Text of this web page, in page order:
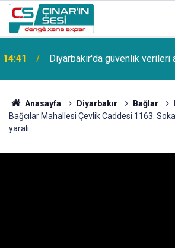
14:41 Diyarbakır'da güvenlik verileri
Anasayfa Diyarbakır Bağlar
Bağcılar Mahallesi Çevlik Caddesi 1163.
yaralı